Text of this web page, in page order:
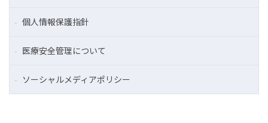
個人情報保護指針
医療安全管理について
ソーシャルメディアポリシー